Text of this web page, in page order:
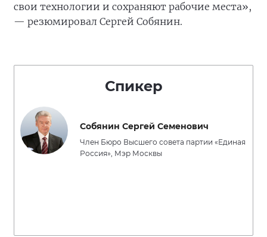
свои технологии и сохраняют рабочие места»,
— резюмировал Сергей Собянин.
Спикер
Собянин Сергей Семенович
Член Бюро Высшего совета партии «Единая
Россия», Мэр Москвы